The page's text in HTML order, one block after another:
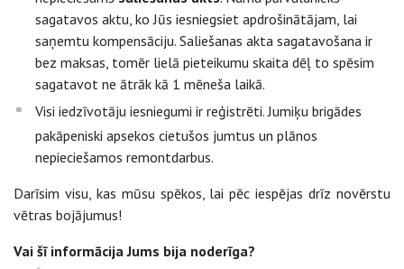
sagatavos aktu, ko Jūs iesniegsiet apdrošinātājam, lai
saņemtu kompensāciju. Saliešanas akta sagatavošana ir
bez maksas, tomēr lielā pieteikumu skaita dēļ to spēsim
sagatavot ne ātrāk kā 1 mēneša laikā.
Visi iedzīvotāju iesniegumi ir reģistrēti. Jumiķu brigādes
pakāpeniski apsekos cietušos jumtus un plānos
nepieciešamos remontdarbus.
Darīsim visu, kas mūsu spēkos, lai pēc iespējas drīz novērstu
vētras bojājumus!
Vai šī informācija Jums bija noderīga?